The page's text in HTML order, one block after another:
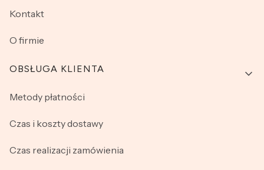
Kontakt
O firmie
OBSŁUGA KLIENTA
Metody płatności
Czas i koszty dostawy
Czas realizacji zamówienia